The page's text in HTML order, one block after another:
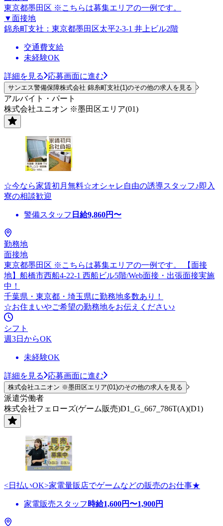
東京都墨田区 ※こちらは募集エリアの一例です。
▼面接地
錦糸町支社：東京都墨田区太平2-3-1 井上ビル2階
交通費支給
未経験OK
詳細を見る 応募画面に進む
サンエス警備保障株式会社 錦糸町支社(1)のその他の求人を見る
アルバイト・パート
株式会社ユニオン ※墨田区エリア(01)
☆今なら家賃初月無料☆オシャレ自由の誘導スタッフ♪即入
寮の相談歓迎
警備スタッフ 日給9,860円〜
勤務地
面接地
東京都墨田区 ※こちらは募集エリアの一例です。 【面接
地】船橋市西船4-22-1 西船ビル5階/Web面接・出張面接実施
中！
千葉県・東京都・埼玉県に勤務地多数あり！
☆お住まいやご希望の勤務地をお伝えください♪
シフト
週3日からOK
未経験OK
詳細を見る 応募画面に進む
株式会社ユニオン ※墨田区エリア(01)のその他の求人を見る
派遣労働者
株式会社フェローズ(ゲーム販売)D1_G_667_786T(A)(D1)
<日払いOK>家電量販店でゲームなどの販売のお仕事★
家電販売スタッフ 時給1,600円〜1,900円